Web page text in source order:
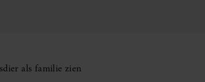
als familie zien